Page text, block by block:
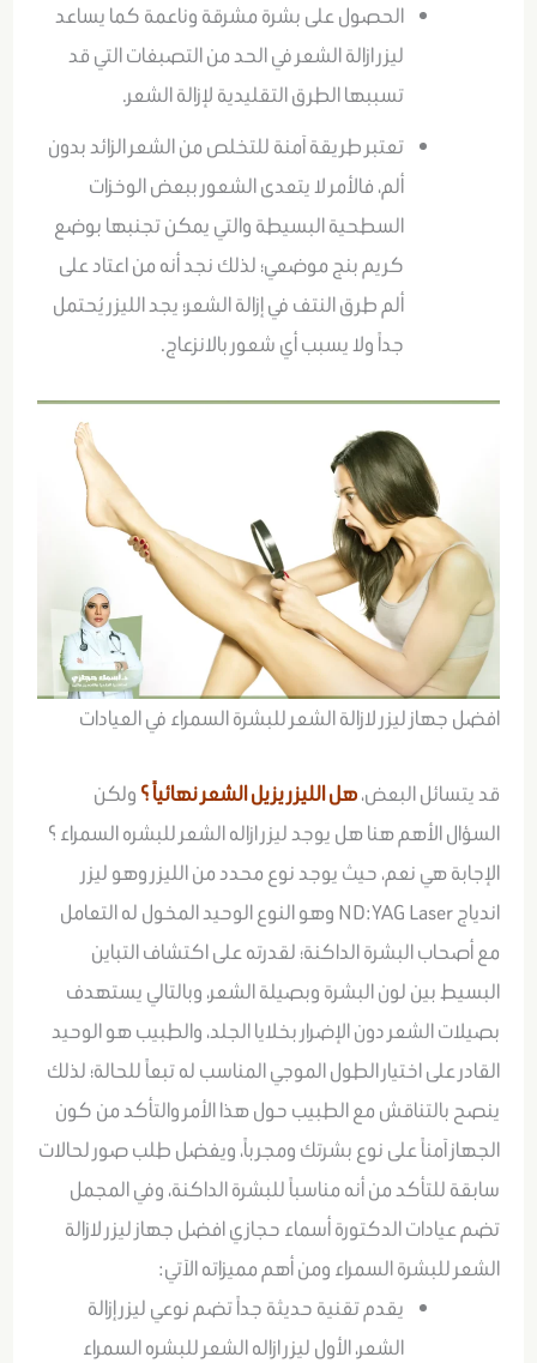
الحصول على بشرة مشرقة وناعمة كما يساعد
ليزر ازالة الشعر في الحد من التصبغات التي قد
تسببها الطرق التقليدية لإزالة الشعر.
تعتبر طريقة آمنة للتخلص من الشعر الزائد بدون
ألم، فالأمر لا يتعدى الشعور ببعض الوخزات
السطحية البسيطة والتي يمكن تجنبها بوضع
كريم بنج موضعي؛ لذلك نجد أنه من اعتاد على
ألم طرق النتف في إزالة الشعر؛ يجد الليزر يُحتمل
جداً ولا يسبب أي شعور بالانزعاج.
افضل جهاز ليزر لازالة الشعر للبشرة السمراء في العيادات
قد يتسائل البعض،هل الليزر يزيل الشعر نهائياً؟ ولكن
السؤال الأهم هنا هل يوجد ليزر ازاله الشعر للبشره السمراء ؟
الإجابة هي نعم، حيث يوجد نوع محدد من الليزر وهو ليزر
اندياج ND:YAG Laser وهو النوع الوحيد المخول له التعامل
مع أصحاب البشرة الداكنة؛ لقدرته على اكتشاف التباين
البسيط بين لون البشرة وبصيلة الشعر، وبالتالي يستهدف
بصيلات الشعر دون الإضرار بخلايا الجلد، والطبيب هو الوحيد
القادر على اختيار الطول الموجي المناسب له تبعاً للحالة؛ لذلك
ينصح بالتناقش مع الطبيب حول هذا الأمر والتأكد من كون
الجهاز آمناً على نوع بشرتك ومجرباً، ويفضل طلب صور لحالات
سابقة للتأكد من أنه مناسباً للبشرة الداكنة، وفي المجمل
تضم عيادات الدكتورة أسماء حجازي افضل جهاز ليزر لازالة
الشعر للبشرة السمراء ومن أهم مميزاته الآتي:
يقدم تقنية حديثة جداً تضم نوعي ليزر إزالة
الشعر، الأول ليزر ازاله الشعر للبشره السمراء